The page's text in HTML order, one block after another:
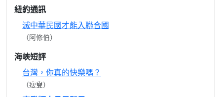
紐約通訊
滅中華民國才能入聯合國
（阿修伯）
海峽短評
台灣，你真的快樂嗎？
（瘦叟）